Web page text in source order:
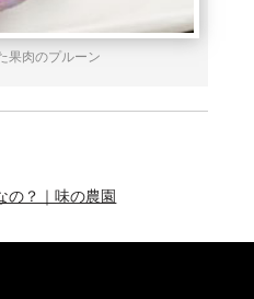
果肉のプルーン
の？｜味の農園